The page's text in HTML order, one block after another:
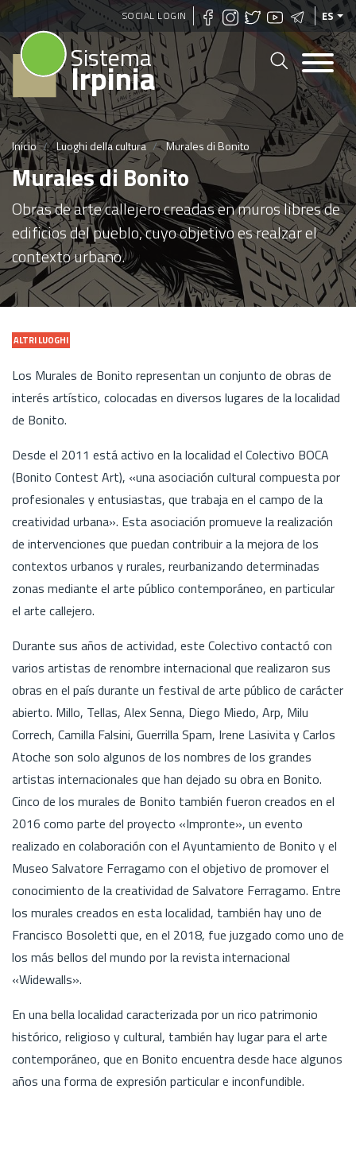
Pasar
al
contenido
principal
SOCIAL LOGIN ES
Sistema
Irpinia
Inicio Luoghi della cultura Murales di Bonito
Murales di Bonito
Obras de arte callejero creadas en muros libres de
edificios del pueblo, cuyo objetivo es realzar el
contexto urbano.
ALTRI LUOGHI
Los Murales de Bonito representan un conjunto de obras de
interés artístico, colocadas en diversos lugares de la localidad
de Bonito.
Desde el 2011 está activo en la localidad el Colectivo BOCA
(Bonito Contest Art), «una asociación cultural compuesta por
profesionales y entusiastas, que trabaja en el campo de la
creatividad urbana». Esta asociación promueve la realización
de intervenciones que puedan contribuir a la mejora de los
contextos urbanos y rurales, reurbanizando determinadas
zonas mediante el arte público contemporáneo, en particular
el arte callejero.
Durante sus años de actividad, este Colectivo contactó con
varios artistas de renombre internacional que realizaron sus
obras en el país durante un festival de arte público de carácter
abierto. Millo, Tellas, Alex Senna, Diego Miedo, Arp, Milu
Correch, Camilla Falsini, Guerrilla Spam, Irene Lasivita y Carlos
Atoche son solo algunos de los nombres de los grandes
artistas internacionales que han dejado su obra en Bonito.
Cinco de los murales de Bonito también fueron creados en el
2016 como parte del proyecto «Impronte», un evento
realizado en colaboración con el Ayuntamiento de Bonito y el
Museo Salvatore Ferragamo con el objetivo de promover el
conocimiento de la creatividad de Salvatore Ferragamo. Entre
los murales creados en esta localidad, también hay uno de
Francisco Bosoletti que, en el 2018, fue juzgado como uno de
los más bellos del mundo por la revista internacional
«Widewalls».
En una bella localidad caracterizada por un rico patrimonio
histórico, religioso y cultural, también hay lugar para el arte
contemporáneo, que en Bonito encuentra desde hace algunos
años una forma de expresión particular e inconfundible.